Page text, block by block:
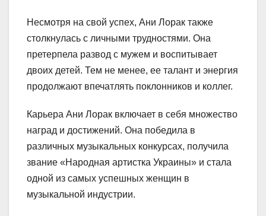
Несмотря на свой успех, Ани Лорак также
столкнулась с личными трудностями. Она
претерпела развод с мужем и воспитывает
двоих детей. Тем не менее, ее талант и энергия
продолжают впечатлять поклонников и коллег.
Карьера Ани Лорак включает в себя множество
наград и достижений. Она победила в
различных музыкальных конкурсах, получила
звание «Народная артистка Украины» и стала
одной из самых успешных женщин в
музыкальной индустрии.